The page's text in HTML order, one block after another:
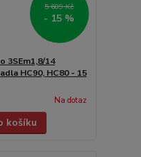
5 609 Kč
- 15 %
3SEm1,8/14
HC90, HC80 - 15
Na dotaz
košíku